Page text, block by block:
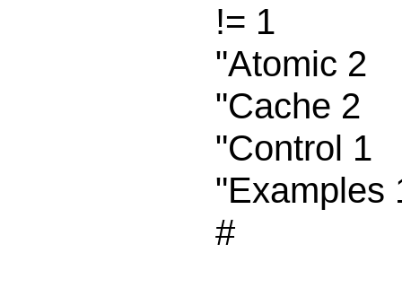
!= 1
"Atomic 2
"Cache 2
"Control 1
"Examples